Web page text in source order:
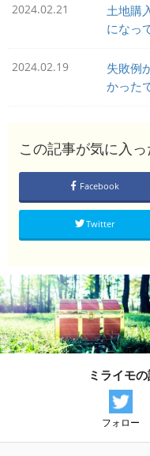
2024.02.21
土地購
になっ
2024.02.19
失敗例
かった
この記事が気に入っ
Facebook
Twitter
ミライモ
フォロー